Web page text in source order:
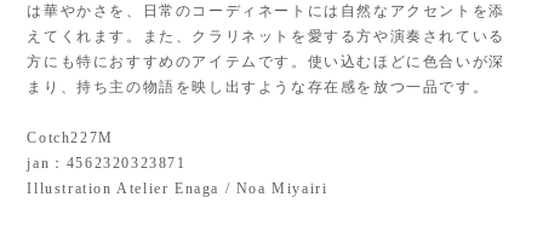
は華やかさを、日常のコーディネートには自然なアクセントを添
えてくれます。また、クラリネットを愛する方や演奏されている
方にも特におすすめのアイテムです。使い込むほどに色合いが深
まり、持ち主の物語を映し出すような存在感を放つ一品です。
Cotch227M
jan：4562320323871
Illustration Atelier Enaga / Noa Miyairi